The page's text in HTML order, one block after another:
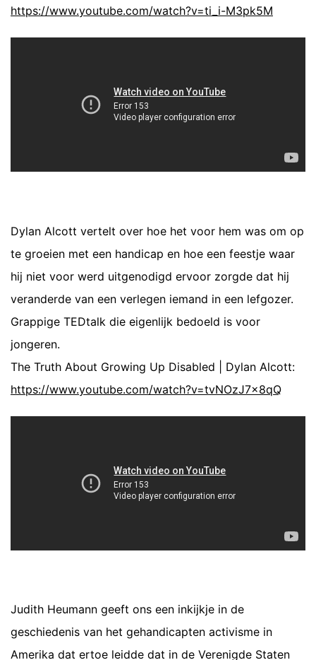
https://www.youtube.com/watch?v=ti_i-M3pk5M
Dylan Alcott vertelt over hoe het voor hem was om op
te groeien met een handicap en hoe een feestje waar
hij niet voor werd uitgenodigd ervoor zorgde dat hij
veranderde van een verlegen iemand in een lefgozer.
Grappige TEDtalk die eigenlijk bedoeld is voor
jongeren.
The Truth About Growing Up Disabled | Dylan Alcott:
https://www.youtube.com/watch?v=tvNOzJ7x8qQ
Judith Heumann geeft ons een inkijkje in de
geschiedenis van het gehandicapten activisme in
Amerika dat ertoe leidde dat in de Verenigde Staten